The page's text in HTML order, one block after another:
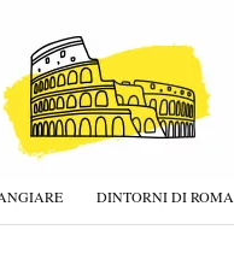
DINTORNI DI ROMA